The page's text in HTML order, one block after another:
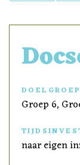
DOELGROEP
Groep 6,
naar eigen